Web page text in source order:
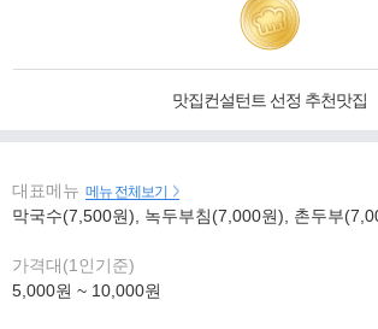
맛집컨설턴트 선정 추천맛집
대표메뉴 메뉴 전체보기
막국수(7,500원), 녹두부침(7,000원), 촌두부
가격대(1인기준)
5,000원 ~ 10,000원